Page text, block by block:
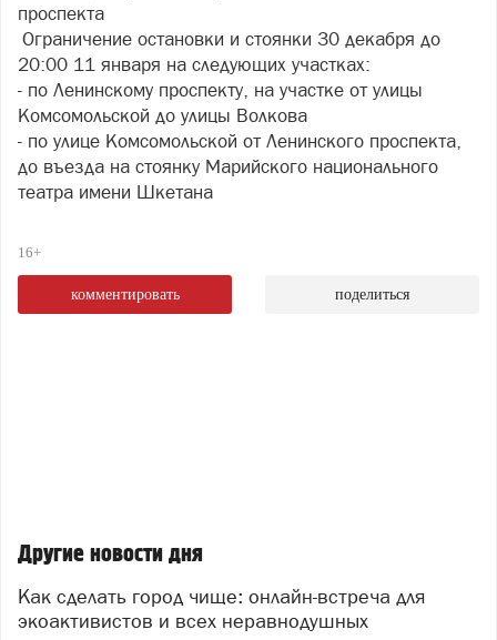
проспекта
Ограничение остановки и стоянки 30 декабря до
20:00 11 января на следующих участках:
- по Ленинскому проспекту, на участке от улицы
Комсомольской до улицы Волкова
- по улице Комсомольской от Ленинского проспекта,
до въезда на стоянку Марийского национального
театра имени Шкетана
16+
комментировать поделиться
Другие новости дня
Как сделать город чище: онлайн-встреча для
экоактивистов и всех неравнодушных